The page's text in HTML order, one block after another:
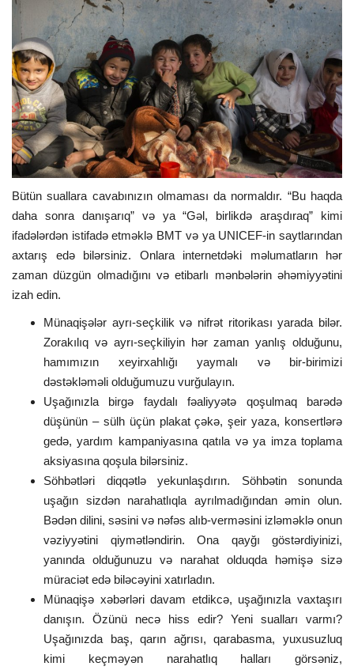
Bütün suallara cavabınızın olmaması da normaldır. “Bu haqda
daha sonra danışarıq” və ya “Gəl, birlikdə araşdıraq” kimi
ifadələrdən istifadə etməklə BMT və ya UNICEF-in saytlarından
axtarış edə bilərsiniz. Onlara internetdəki məlumatların hər
zaman düzgün olmadığını və etibarlı mənbələrin əhəmiyyətini
izah edin.
Münaqişələr ayrı-seçkilik və nifrət ritorikası yarada bilər.
Zorakılıq və ayrı-seçkiliyin hər zaman yanlış olduğunu,
hamımızın xeyirxahlığı yaymalı və bir-birimizi
dəstəkləməli olduğumuzu vurğulayın.
Uşağınızla birgə faydalı fəaliyyətə qoşulmaq barədə
düşünün – sülh üçün plakat çəkə, şeir yaza, konsertlərə
gedə, yardım kampaniyasına qatıla və ya imza toplama
aksiyasına qoşula bilərsiniz.
Söhbətləri diqqətlə yekunlaşdırın. Söhbətin sonunda
uşağın sizdən narahatlıqla ayrılmadığından əmin olun.
Bədən dilini, səsini və nəfəs alıb-verməsini izləməklə onun
vəziyyətini qiymətləndirin. Ona qayğı göstərdiyinizi,
yanında olduğunuzu və narahat olduqda həmişə sizə
müraciət edə biləcəyini xatırladın.
Münaqişə xəbərləri davam etdikcə, uşağınızla vaxtaşırı
danışın. Özünü necə hiss edir? Yeni sualları varmı?
Uşağınızda baş, qarın ağrısı, qarabasma, yuxusuzluq
kimi keçməyən narahatlıq halları görsəniz,